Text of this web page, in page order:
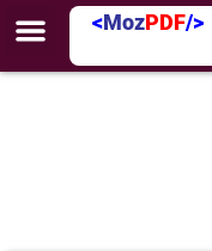
<MozPDF/>